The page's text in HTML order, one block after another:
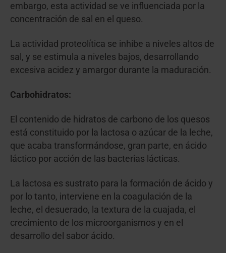
embargo, esta actividad se ve influenciada por la
concentración de sal en el queso.
La actividad proteolítica se inhibe a niveles altos de
sal, y se estimula a niveles bajos, desarrollando
excesiva acidez y amargor durante la maduración.
Carbohidratos:
El contenido de hidratos de carbono de los quesos
está constituido por la lactosa o azúcar de la leche,
que acaba transformándose, gran parte, en ácido
láctico por acción de las bacterias lácticas.
La lactosa es sustrato para la formación de ácido y
por lo tanto, interviene en la coagulación de la
leche, el desuerado, la textura de la cuajada, el
crecimiento de los microorganismos y en el
desarrollo del sabor ácido.